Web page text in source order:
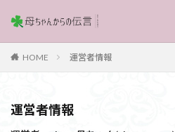
HOME 運営者情報
運営者情報